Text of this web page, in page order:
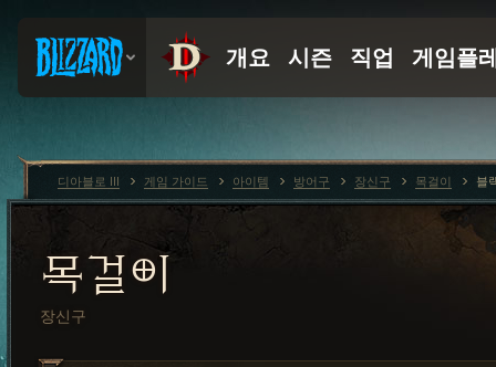
목걸이
장신구
디아블로 III 게임 가이드 아이템 방어구 장신구 목걸이 블